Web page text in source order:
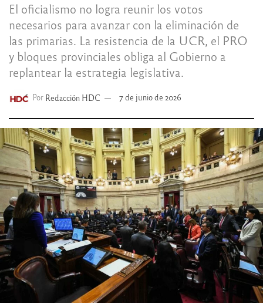
El oficialismo no logra reunir los votos
necesarios para avanzar con la eliminación de
las primarias. La resistencia de la UCR, el PRO
y bloques provinciales obliga al Gobierno a
replantear la estrategia legislativa.
Por Redacción HDC 7 de junio de 2026